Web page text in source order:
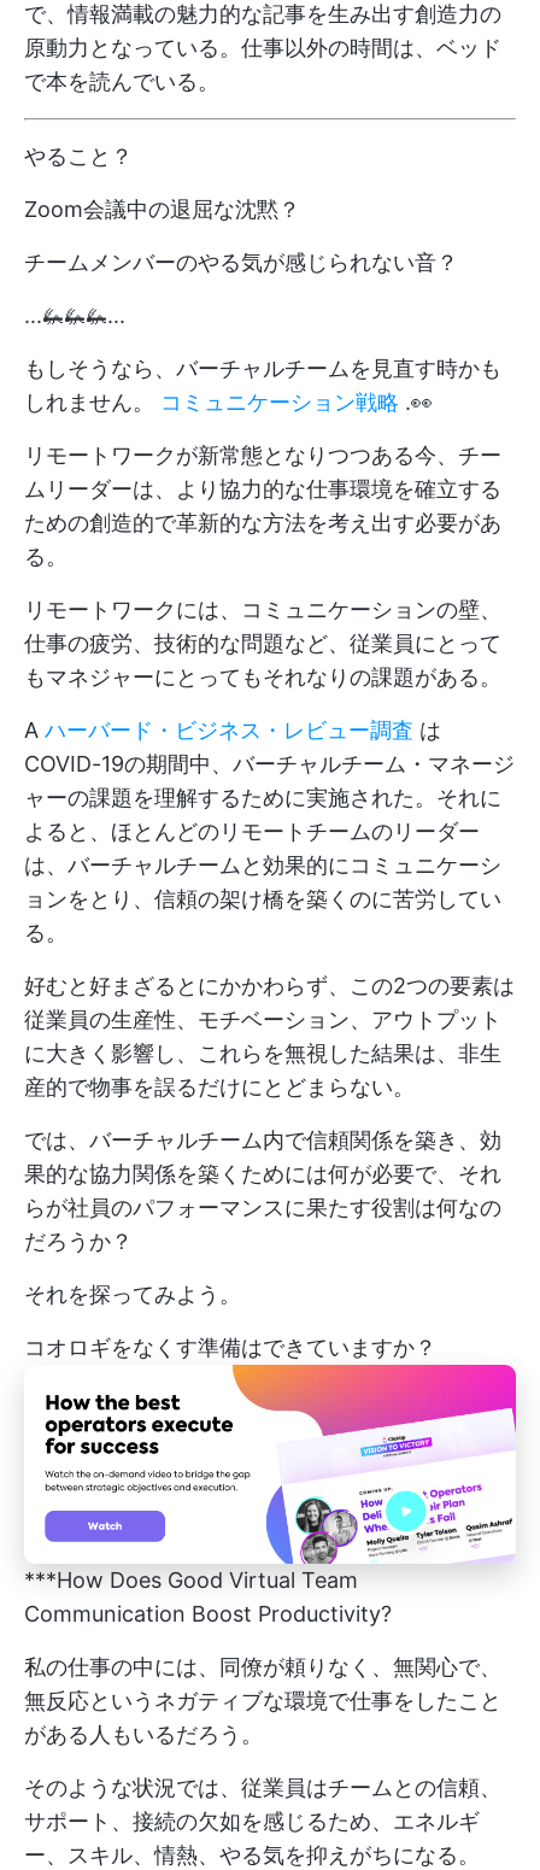
で、情報満載の魅力的な記事を生み出す創造力の
原動力となっている。仕事以外の時間は、ベッド
で本を読んでいる。
やること？
Zoom会議中の退屈な沈黙？
チームメンバーのやる気が感じられない音？
...🦗🦗🦗...
もしそうなら、バーチャルチームを見直す時かも
しれません。 コミュニケーション戦略 .👀
リモートワークが新常態となりつつある今、チー
ムリーダーは、より協力的な仕事環境を確立する
ための創造的で革新的な方法を考え出す必要があ
る。
リモートワークには、コミュニケーションの壁、
仕事の疲労、技術的な問題など、従業員にとって
もマネジャーにとってもそれなりの課題がある。
A ハーバード・ビジネス・レビュー調査 は
COVID-19の期間中、バーチャルチーム・マネージ
ャーの課題を理解するために実施された。それに
よると、ほとんどのリモートチームのリーダー
は、バーチャルチームと効果的にコミュニケーシ
ョンをとり、信頼の架け橋を築くのに苦労してい
る。
好むと好まざるとにかかわらず、この2つの要素は
従業員の生産性、モチベーション、アウトプット
に大きく影響し、これらを無視した結果は、非生
産的で物事を誤るだけにとどまらない。
では、バーチャルチーム内で信頼関係を築き、効
果的な協力関係を築くためには何が必要で、それ
らが社員のパフォーマンスに果たす役割は何なの
だろうか？
それを探ってみよう。
コオロギをなくす準備はできていますか？
***How Does Good Virtual Team
Communication Boost Productivity?
私の仕事の中には、同僚が頼りなく、無関心で、
無反応というネガティブな環境で仕事をしたこと
がある人もいるだろう。
そのような状況では、従業員はチームとの信頼、
サポート、接続の欠如を感じるため、エネルギ
ー、スキル、情熱、やる気を抑えがちになる。